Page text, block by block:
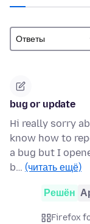
bug or update
Hi really sorry
know how to
a bug but I
b… (читать ещё)
Решён
Firefox